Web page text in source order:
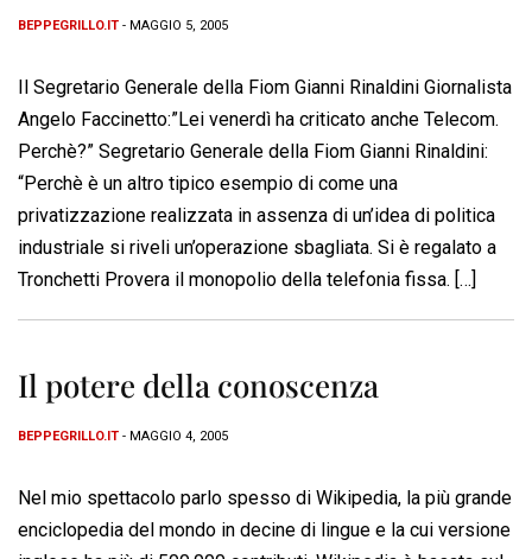
BEPPEGRILLO.IT - MAGGIO 5, 2005
Il Segretario Generale della Fiom Gianni Rinaldini Giornalista
Angelo Faccinetto:”Lei venerdì ha criticato anche Telecom.
Perchè?” Segretario Generale della Fiom Gianni Rinaldini:
“Perchè è un altro tipico esempio di come una
privatizzazione realizzata in assenza di un’idea di politica
industriale si riveli un’operazione sbagliata. Si è regalato a
Tronchetti Provera il monopolio della telefonia fissa. […]
Il potere della conoscenza
BEPPEGRILLO.IT - MAGGIO 4, 2005
Nel mio spettacolo parlo spesso di Wikipedia, la più grande
enciclopedia del mondo in decine di lingue e la cui versione